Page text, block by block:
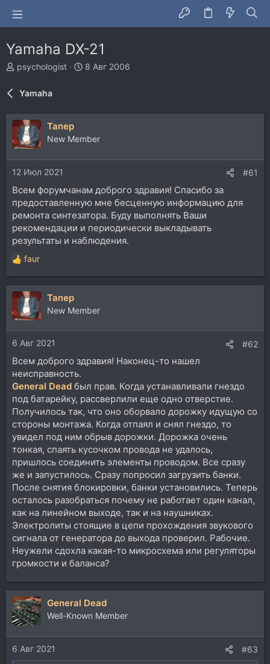
Yamaha DX-21
А
т
р
т
е
м
psychologist
Д
н
ч
8 Авг 2006
Yamaha
Тапер
New Member
12 Июл 2021 #61
Всем форумчанам доброго здравия! Спасибо за
предоставленную мне бесценную информацию для
ремонта синтезатора. Буду выполнять Ваши
рекомендации и периодически выкладывать
результаты и наблюдения.
Р
е
а
к
ц
и
и
:
faur
Тапер
New Member
6 Авг 2021 #62
Всем доброго здравия! Наконец-то нашел
неисправность.
General Dead был прав. Когда устанавливали гнездо
под батарейку, рассверлили еще одно отверстие.
Получилось так, что оно оборвало дорожку идущую со
стороны монтажа. Когда отпаял и снял гнездо, то
увидел под ним обрыв дорожки. Дорожка очень
тонкая, спаять кусочком провода не удалось,
пришлось соединить элементы проводом. Все сразу
же и запустилось. Сразу попросил загрузить банки.
После снятия блокировки, банки установились. Теперь
осталось разобраться почему не работает один канал,
как на линейном выходе, так и на наушниках.
Электролиты стоящие в цепи прохождения звукового
сигнала от генератора до выхода проверил. Рабочие.
Неужели сдохла какая-то микросхема или регуляторы
громкости и баланса?
General Dead
Well-Known Member
6 Авг 2021 #63